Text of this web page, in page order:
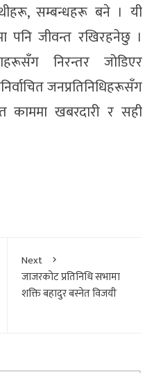
सम्बन्धहरू बने । यी
पनि जीवन्त रखिरहनेछु ।
निरन्तर जोडिएर
जनप्रतिनिधिहरूसँग
खबरदारी र सही
Next
जाजरकोट प्रतिनिधि सभामा
शक्ति बहादुर बस्नेत विजयी